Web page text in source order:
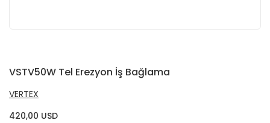
VSTV50W Tel Erezyon İş Bağlama
VERTEX
420,00 USD